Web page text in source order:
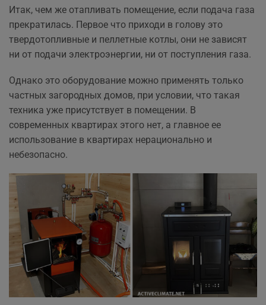
Итак, чем же отапливать помещение, если подача газа
прекратилась. Первое что приходи в голову это
твердотопливные и пеллетные котлы, они не зависят
ни от подачи электроэнергии, ни от поступления газа.
Однако это оборудование можно применять только
частных загородных домов, при условии, что такая
техника уже присутствует в помещении. В
современных квартирах этого нет, а главное ее
использование в квартирах нерационально и
небезопасно.